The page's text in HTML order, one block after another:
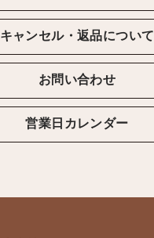
キャンセル・返品について
お問い合わせ
営業日カレンダー